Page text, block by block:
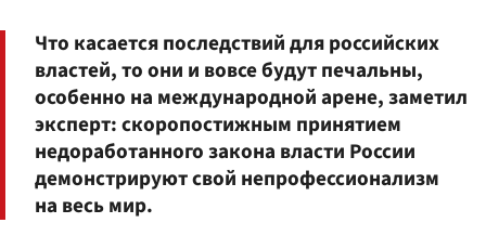
Что касается последствий для российских
властей, то они и вовсе будут печальны,
особенно на международной арене, заметил
эксперт: скоропостижным принятием
недоработанного закона власти России
демонстрируют свой непрофессионализм
на весь мир.